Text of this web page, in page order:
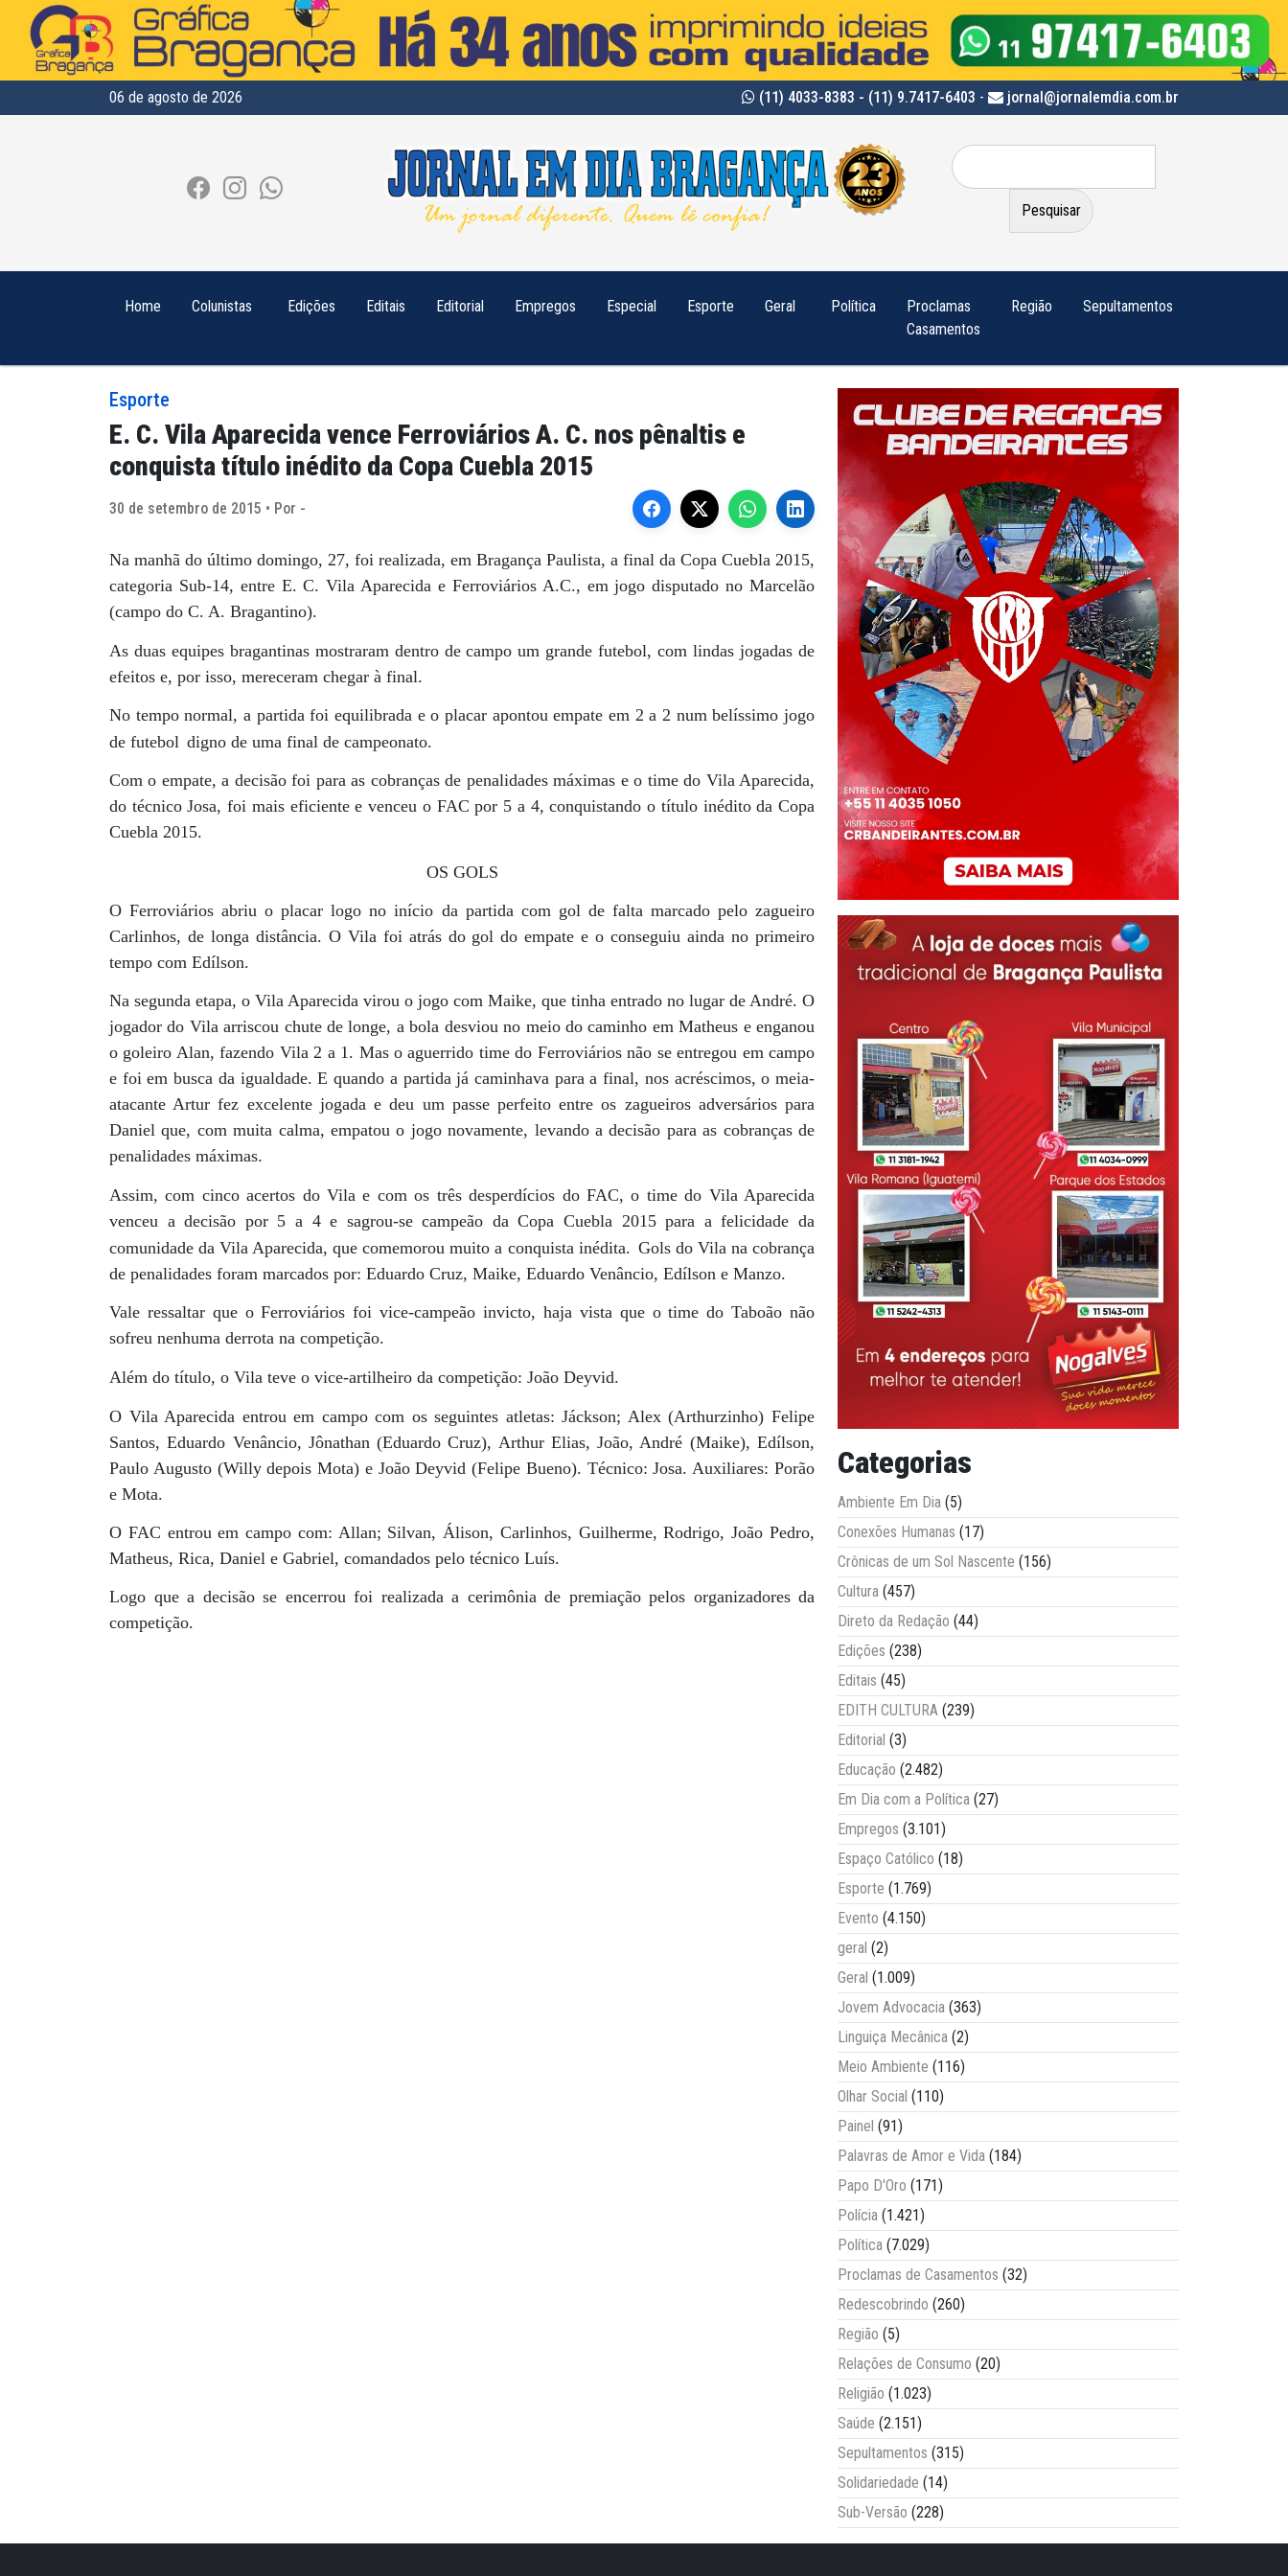
06 de agosto de 2026 (11) 4033-8383 - (11) 9.7417-6403 - jornal@jornalemdia.com.br
Pesquisar
por:
Home Colunistas Edições Editais Editorial Empregos Especial Esporte Geral Política
Proclamas
Casamentos
Região Sepultamentos
Esporte
E. C. Vila Aparecida vence Ferroviários A. C. nos pênaltis e
conquista título inédito da Copa Cuebla 2015
30 de setembro de 2015 • Por -
Na manhã do último domingo, 27, foi realizada, em Bragança Paulista, a final da Copa Cuebla 2015,
categoria Sub-14, entre E. C. Vila Aparecida e Ferroviários A.C., em jogo disputado no Marcelão
(campo do C. A. Bragantino).
As duas equipes bragantinas mostraram dentro de campo um grande futebol, com lindas jogadas de
efeitos e, por isso, mereceram chegar à final.
No tempo normal, a partida foi equilibrada e o placar apontou empate em 2 a 2 num belíssimo jogo
de futebol digno de uma final de campeonato.
Com o empate, a decisão foi para as cobranças de penalidades máximas e o time do Vila Aparecida,
do técnico Josa, foi mais eficiente e venceu o FAC por 5 a 4, conquistando o título inédito da Copa
Cuebla 2015.
OS GOLS
O Ferroviários abriu o placar logo no início da partida com gol de falta marcado pelo zagueiro
Carlinhos, de longa distância. O Vila foi atrás do gol do empate e o conseguiu ainda no primeiro
tempo com Edílson.
Na segunda etapa, o Vila Aparecida virou o jogo com Maike, que tinha entrado no lugar de André. O
jogador do Vila arriscou chute de longe, a bola desviou no meio do caminho em Matheus e enganou
o goleiro Alan, fazendo Vila 2 a 1. Mas o aguerrido time do Ferroviários não se entregou em campo
e foi em busca da igualdade. E quando a partida já caminhava para a final, nos acréscimos, o meia-
atacante Artur fez excelente jogada e deu um passe perfeito entre os zagueiros adversários para
Daniel que, com muita calma, empatou o jogo novamente, levando a decisão para as cobranças de
penalidades máximas.
Assim, com cinco acertos do Vila e com os três desperdícios do FAC, o time do Vila Aparecida
venceu a decisão por 5 a 4 e sagrou-se campeão da Copa Cuebla 2015 para a felicidade da
comunidade da Vila Aparecida, que comemorou muito a conquista inédita. Gols do Vila na cobrança
de penalidades foram marcados por: Eduardo Cruz, Maike, Eduardo Venâncio, Edílson e Manzo.
Vale ressaltar que o Ferroviários foi vice-campeão invicto, haja vista que o time do Taboão não
sofreu nenhuma derrota na competição.
Além do título, o Vila teve o vice-artilheiro da competição: João Deyvid.
O Vila Aparecida entrou em campo com os seguintes atletas: Jáckson; Alex (Arthurzinho) Felipe
Santos, Eduardo Venâncio, Jônathan (Eduardo Cruz), Arthur Elias, João, André (Maike), Edílson,
Paulo Augusto (Willy depois Mota) e João Deyvid (Felipe Bueno). Técnico: Josa. Auxiliares: Porão
e Mota.
O FAC entrou em campo com: Allan; Silvan, Álison, Carlinhos, Guilherme, Rodrigo, João Pedro,
Matheus, Rica, Daniel e Gabriel, comandados pelo técnico Luís.
Logo que a decisão se encerrou foi realizada a cerimônia de premiação pelos organizadores da
competição.
Categorias
Ambiente Em Dia (5)
Conexões Humanas (17)
Crônicas de um Sol Nascente (156)
Cultura (457)
Direto da Redação (44)
Edições (238)
Editais (45)
EDITH CULTURA (239)
Editorial (3)
Educação (2.482)
Em Dia com a Política (27)
Empregos (3.101)
Espaço Católico (18)
Esporte (1.769)
Evento (4.150)
geral (2)
Geral (1.009)
Jovem Advocacia (363)
Linguiça Mecânica (2)
Meio Ambiente (116)
Olhar Social (110)
Painel (91)
Palavras de Amor e Vida (184)
Papo D'Oro (171)
Polícia (1.421)
Política (7.029)
Proclamas de Casamentos (32)
Redescobrindo (260)
Região (5)
Relações de Consumo (20)
Religião (1.023)
Saúde (2.151)
Sepultamentos (315)
Solidariedade (14)
Sub-Versão (228)